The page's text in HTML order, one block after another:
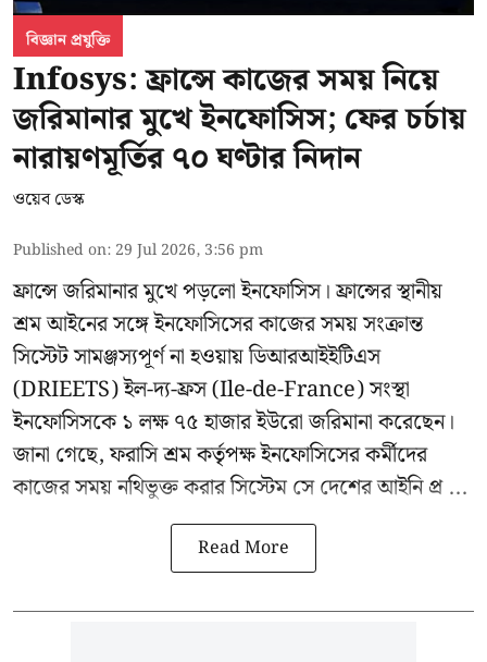
বিজ্ঞান প্রযুক্তি
Infosys: ফ্রান্সে কাজের সময় নিয়ে
জরিমানার মুখে ইনফোসিস; ফের চর্চায়
নারায়ণমূর্তির ৭০ ঘণ্টার নিদান
ওয়েব ডেস্ক
Published on: 29 Jul 2026, 3:56 pm
ফ্রান্সে জরিমানার মুখে পড়লোইনফোসিস। ফ্রান্সের স্থানীয়
শ্রম আইনের সঙ্গে ইনফোসিসের কাজের সময় সংক্রান্ত
সিস্টেট সামঞ্জস্যপূর্ণ না হওয়ায় ডিআরআইইটিএস
(DRIEETS) ইল-দ্য-ফ্রস (Ile-de-France) সংস্থা
ইনফোসিসকে ১ লক্ষ ৭৫ হাজার ইউরো জরিমানা করেছেন।
জানা গেছে, ফরাসি শ্রম কর্তৃপক্ষ ইনফোসিসের কর্মীদের
কাজের সময় নথিভুক্ত করার সিস্টেম সে দেশের আইনি প্র ...
Read More